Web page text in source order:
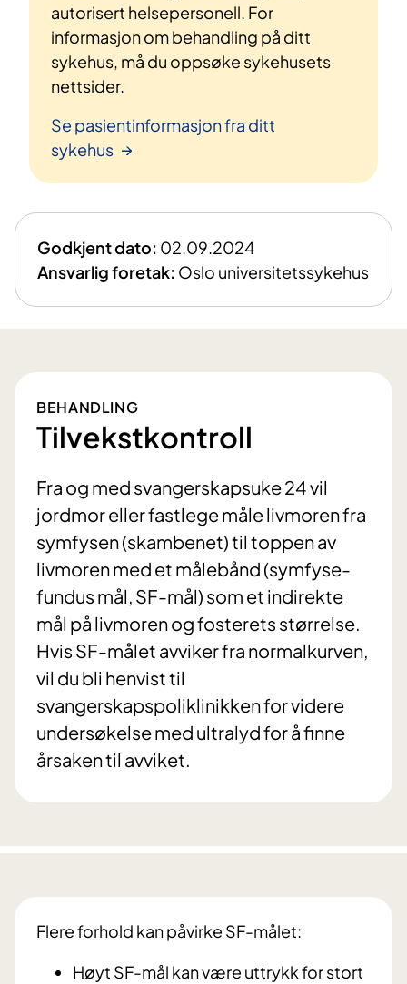
autorisert helsepersonell. For
informasjon om behandling på ditt
sykehus, må du oppsøke sykehusets
nettsider.
Se pasientinformasjon fra ditt
sykehus
Godkjent dato: 02.09.2024
Ansvarlig foretak: Oslo universitetssykehus
BEHANDLING
Tilvekstkontroll
Fra og med svangerskapsuke 24 vil
jordmor eller fastlege måle livmoren fra
symfysen (skambenet) til toppen av
livmoren med et målebånd (symfyse-
fundus mål, SF-mål) som et indirekte
mål på livmoren og fosterets størrelse.
Hvis SF-målet avviker fra normalkurven,
vil du bli henvist til
svangerskapspoliklinikken for videre
undersøkelse med ultralyd for å finne
årsaken til avviket.
Flere forhold kan påvirke SF-målet:
Høyt SF-mål kan være uttrykk for stort